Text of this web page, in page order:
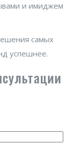
и имиджем
самых
успешнее.